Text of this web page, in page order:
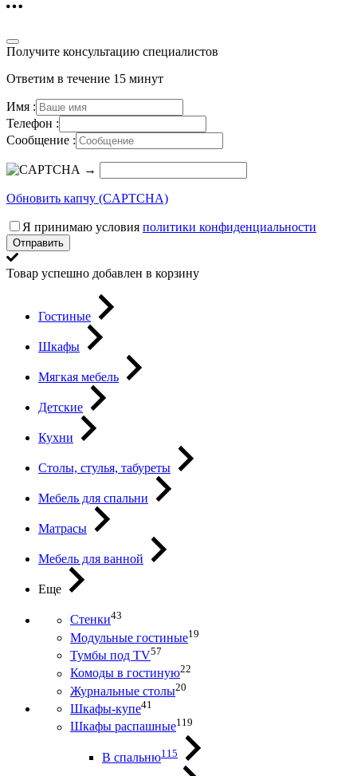
Получите консультацию специалистов
Ответим в течение 15 минут
Имя :
Телефон :
Сообщение :
→
Обновить капчу (CAPTCHA)
Я принимаю условия политики конфиденциальности
Отправить
Товар успешно добавлен в корзину
Гостиные
Шкафы
Мягкая мебель
Детские
Кухни
Столы, стулья, табуреты
Мебель для спальни
Матрасы
Мебель для ванной
Еще
Стенки43
Модульные гостиные19
Тумбы под ТV57
Комоды в гостиную22
Журнальные столы20
Шкафы-купе41
Шкафы распашные119
В спальню115